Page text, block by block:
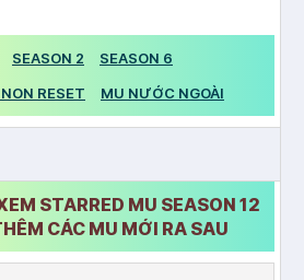
SEASON 2
SEASON 6
RESET MU NƯỚC NGOÀI
STARRED MU SEASON 12
CÁC MU MỚI RA SAU